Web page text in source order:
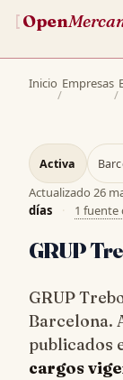
[Open
Inicio
/
Empresas
/
Activa
Actualizado 26
días
· 1 fuente
GRUP
GRUP
Barcelona.
publicados
cargos